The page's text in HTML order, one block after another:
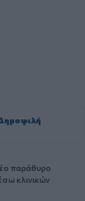
παράθυρο
κλινικών